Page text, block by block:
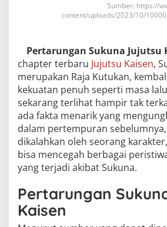
Sumber: https://
content/uploads/2023/10/
Pertarungan Sukuna Jujutsu
chapter terbaru Jujutsu Kaisen,
merupakan Raja Kutukan,
kekuatan penuh seperti masa
sekarang terlihat hampir tak
ada fakta menarik yang
dalam pertempuran
dikalahkan oleh seorang
bisa mencegah berbagai
yang terjadi akibat Sukuna.
Pertarungan
Kaisen